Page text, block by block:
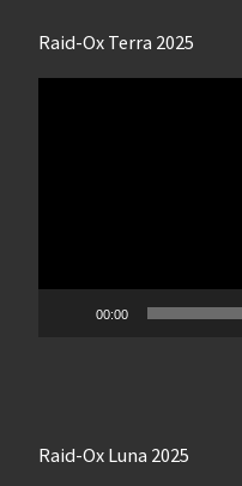
Raid-Ox Terra 2025
00:00
Raid-Ox Luna 2025